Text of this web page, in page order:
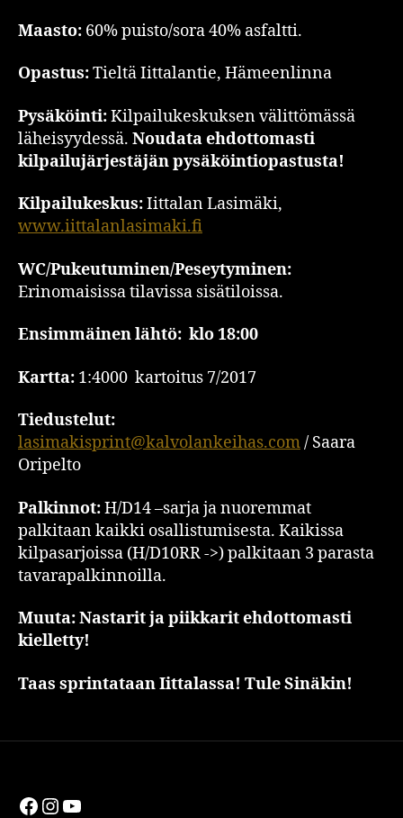
Maasto: 60% puisto/sora 40% asfaltti.
Opastus:Tieltä Iittalantie, Hämeenlinna
Pysäköinti:Kilpailukeskuksen välittömässä
läheisyydessä. Noudata ehdottomasti
kilpailujärjestäjän pysäköintiopastusta!
Kilpailukeskus:Iittalan Lasimäki,
www.iittalanlasimaki.fi
WC/Pukeutuminen/Peseytyminen:
Erinomaisissa tilavissa sisätiloissa.
Ensimmäinen lähtö: klo 18:00
Kartta: 1:4000 kartoitus 7/2017
Tiedustelut:
lasimakisprint@kalvolankeihas.com/ Saara
Oripelto
Palkinnot:H/D14 –sarja ja nuoremmat
palkitaan kaikki osallistumisesta. Kaikissa
kilpasarjoissa (H/D10RR ->) palkitaan 3 parasta
tavarapalkinnoilla.
Muuta: Nastarit ja piikkarit ehdottomasti
kielletty!
Taas sprintataan Iittalassa! Tule Sinäkin!
Facebook
Instagram
YouTube